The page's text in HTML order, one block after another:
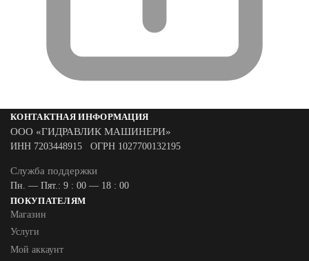
КОНТАКТНАЯ ИНФОРМАЦИЯ
ООО «ГИДРАВЛИК МАШИНЕРИ»
ИНН 7203448915 ОГРН 1027700132195
Служба поддержки
Пн. — Пят.: 9 : 00 — 18 : 00
ПОКУПАТЕЛЯМ
Магазин
Услуги
Мой аккаунт